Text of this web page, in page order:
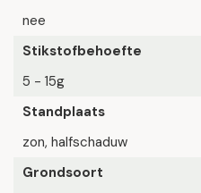
nee
Stikstofbehoefte
5 - 15g
Standplaats
zon, halfschaduw
Grondsoort